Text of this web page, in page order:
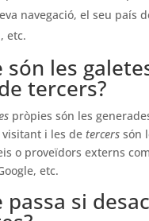
navegació, el seu país
etc.
són les
tercers?
pròpies són les
i les de tercerssón
o proveïdors externs
etc.
passa si